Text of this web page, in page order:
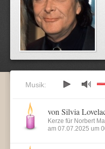
Musik:
von Silvia
Kerze für Norbert
am 07.07.2025 um